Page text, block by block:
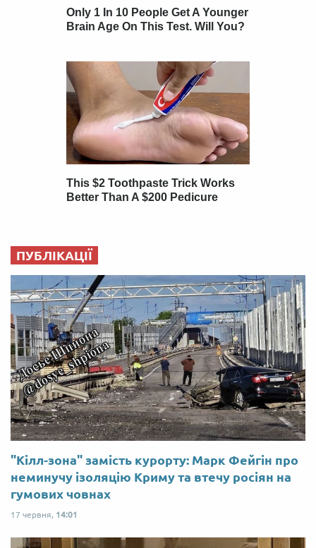
ПУБЛІКАЦІЇ
"Кілл-зона" замість курорту: Марк Фейгін про
неминучу ізоляцію Криму та втечу росіян на
гумових човнах
17 червня, 14:01